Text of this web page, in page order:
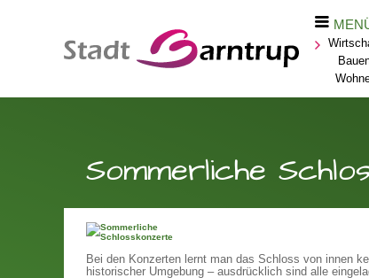
Sommerliche
Bei den Konzerten lernt man das Schloss von innen
historischer Umgebung – ausdrücklich sind alle